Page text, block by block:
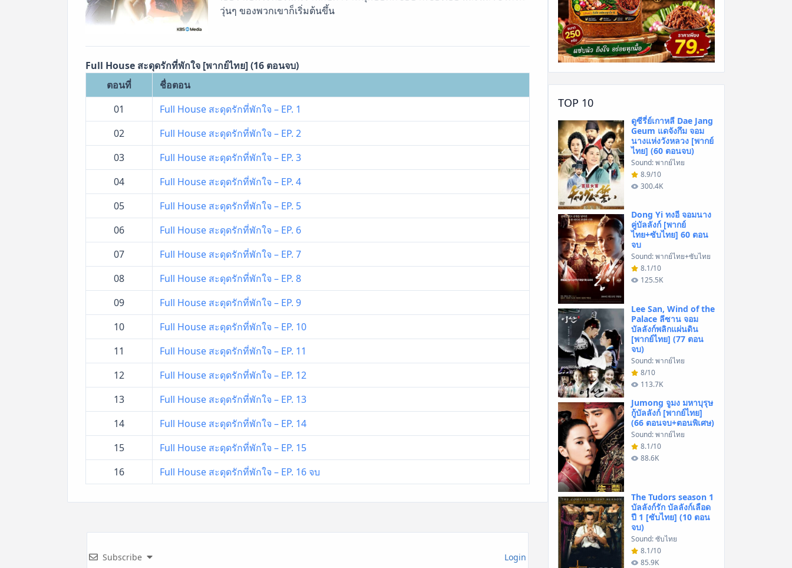
วุ่นๆ ของพวกเขาก็เริ่มต้นขึ้น
Full House สะดุดรักที่พักใจ [พากย์ไทย] (16 ตอนจบ)
ตอนที่
ชื่อตอน
01
Full House สะดุดรักที่พักใจ – EP. 1
02
Full House สะดุดรักที่พักใจ – EP. 2
03
Full House สะดุดรักที่พักใจ – EP. 3
04
Full House สะดุดรักที่พักใจ – EP. 4
05
Full House สะดุดรักที่พักใจ – EP. 5
06
Full House สะดุดรักที่พักใจ – EP. 6
07
Full House สะดุดรักที่พักใจ – EP. 7
08
Full House สะดุดรักที่พักใจ – EP. 8
09
Full House สะดุดรักที่พักใจ – EP. 9
10
Full House สะดุดรักที่พักใจ – EP. 10
11
Full House สะดุดรักที่พักใจ – EP. 11
12
Full House สะดุดรักที่พักใจ – EP. 12
13
Full House สะดุดรักที่พักใจ – EP. 13
14
Full House สะดุดรักที่พักใจ – EP. 14
15
Full House สะดุดรักที่พักใจ – EP. 15
16
Full House สะดุดรักที่พักใจ – EP. 16 จบ
Subscribe Login
TOP 10
ดูซีรี่ย์เกาหลี Dae Jang
Geum แดจังกึม จอม
นางแห่งวังหลวง [พากย์
ไทย] (60 ตอนจบ)
Sound: พากย์ไทย
8.9/10
300.4K
Dong Yi ทงอี จอมนาง
คู่บัลลังก์ [พากย์
ไทย+ซับไทย] 60 ตอน
จบ
Sound: พากย์ไทย+ซับไทย
8.1/10
125.5K
Lee San, Wind of the
Palace ลีซาน จอม
บัลลังก์พลิกแผ่นดิน
[พากย์ไทย] (77 ตอน
จบ)
Sound: พากย์ไทย
8/10
113.7K
Jumong จูมง มหาบุรุษ
กู้บัลลังก์ [พากย์ไทย]
(66 ตอนจบ+ตอนพิเศษ)
Sound: พากย์ไทย
8.1/10
88.6K
The Tudors season 1
บัลลังก์รัก บัลลังก์เลือด
ปี 1 [ซับไทย] (10 ตอน
จบ)
Sound: ซับไทย
8.1/10
85.9K